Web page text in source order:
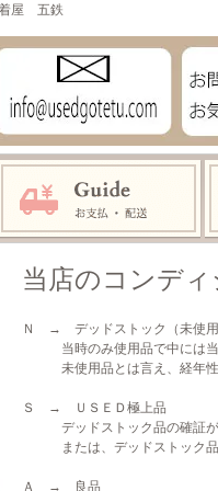
着屋 五鉄
当店のコンディ
Ｎ → デッドストック（未使用
当時のみ使用品で中には当時
未使用品とは言え、経年性
Ｓ → ＵＳＥＤ極上品
デッドストック品の確証がな
または、デッドストック品で
Ａ → 良品